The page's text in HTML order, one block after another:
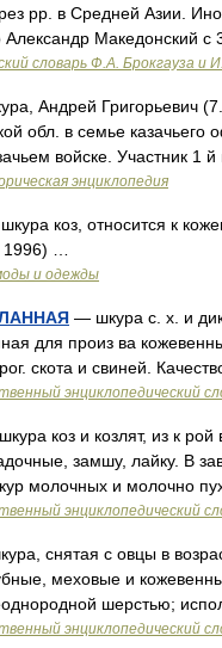
pp. в Средней Азии.
Александр Македонский с
словарь Ф.А. Брокгауза и
Андрей Григорьевич
обл. в семье
войске. Участник 1
энциклопедия
коз, относится к
…
и одежды
— шкура с. х. и
для произ ва
скота и свиней.
энциклопедический
коз и козлят, из к
замшу, лайку. В
молочных и молочно
энциклопедический
снятая с овцы в
меховые и
шерстью;
энциклопедический